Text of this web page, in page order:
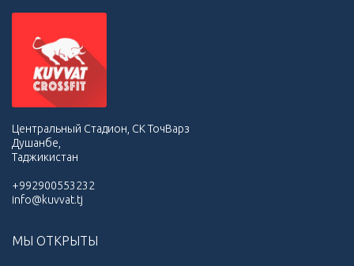
Центральный Стадион, СК ТочВарз
Душанбе,
Таджикистан
+992900553232
info@kuvvat.tj
МЫ ОТКРЫТЫ